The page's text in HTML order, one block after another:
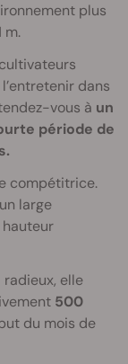
plus
m.
dans
vous à un
période de
compétitrice.
large
elle
500
du mois de